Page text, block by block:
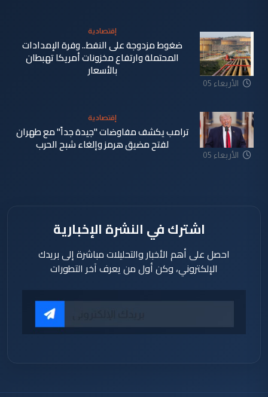
الأربعاء 05
إقتصادية
ضغوط مزدوجة على النفط.. وفرة الإمدادات
المحتملة وارتفاع مخزونات أمريكا تهبطان
بالأسعار
الأربعاء 05
إقتصادية
ترامب يكشف مفاوضات "جيدة جداً" مع طهران
لفتح مضيق هرمز وإلغاء شبح الحرب
اشترك في النشرة الإخبارية
احصل على أهم الأخبار والتحليلات مباشرة إلى بريدك
الإلكتروني، وكن أول من يعرف آخر التطورات